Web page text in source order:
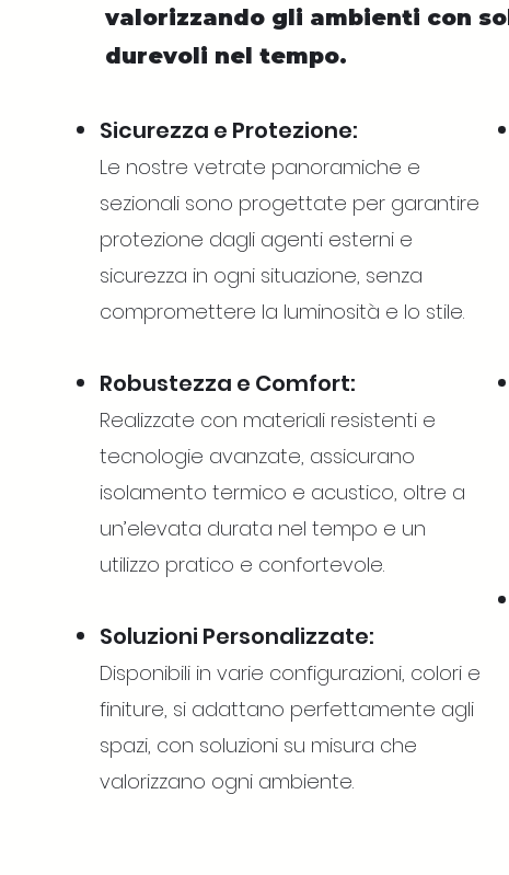
valorizzando gli ambienti con
durevoli nel tempo.
Sicurezza e Protezione:
Le nostre vetrate panoramiche e
sezionali sono progettate per garantire
protezione dagli agenti esterni e
sicurezza in ogni situazione, senza
compromettere la luminosità e lo stile.
Robustezza e Comfort:
Realizzate con materiali resistenti e
tecnologie avanzate, assicurano
isolamento termico e acustico, oltre a
un’elevata durata nel tempo e un
utilizzo pratico e confortevole.
Soluzioni Personalizzate:
Disponibili in varie configurazioni, colori e
finiture, si adattano perfettamente agli
spazi, con soluzioni su misura che
valorizzano ogni ambiente.